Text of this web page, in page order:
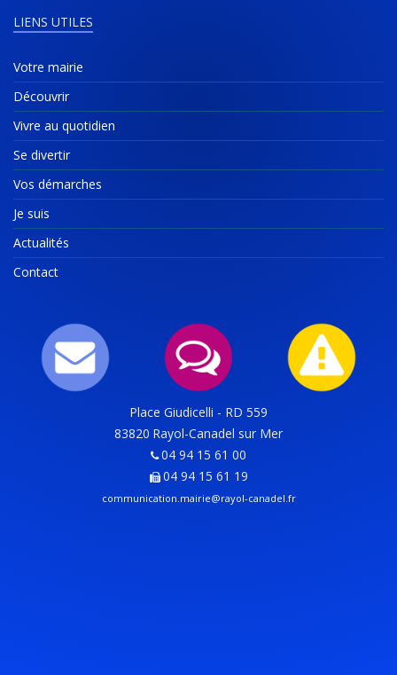
LIENS UTILES
Votre mairie
Découvrir
Vivre au quotidien
Se divertir
Vos démarches
Je suis
Actualités
Contact
Place Giudicelli - RD 559
83820 Rayol-Canadel sur Mer
04 94 15 61 00
04 94 15 61 19
communication.mairie@rayol-canadel.fr